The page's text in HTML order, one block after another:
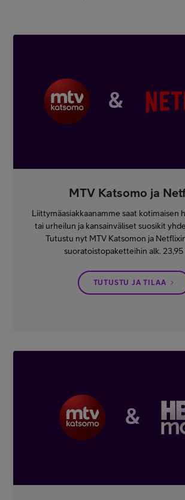
MTV Katsomo ja
Liittymäasiakkaanamme saat kotimaisen
tai urheilun ja kansainväliset suosikit
Tutustu nyt MTV Katsomon ja
suoratoistopaketteihin alk.
TUTUSTU JA TILAA